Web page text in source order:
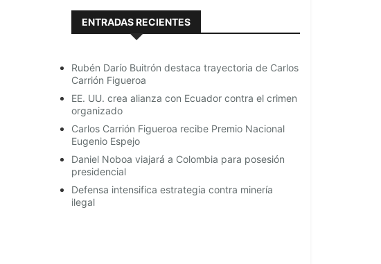
ENTRADAS RECIENTES
Rubén Darío Buitrón destaca trayectoria de Carlos
Carrión Figueroa
EE. UU. crea alianza con Ecuador contra el crimen
organizado
Carlos Carrión Figueroa recibe Premio Nacional
Eugenio Espejo
Daniel Noboa viajará a Colombia para posesión
presidencial
Defensa intensifica estrategia contra minería
ilegal